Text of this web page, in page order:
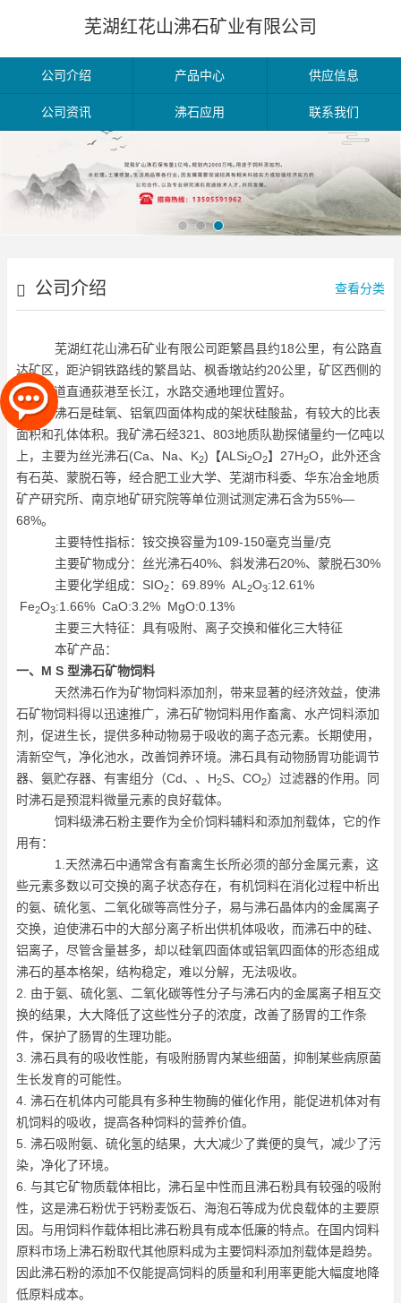
芜湖红花山沸石矿业有限公司
公司介绍 产品中心 供应信息
公司资讯 沸石应用 联系我们
公司介绍 查看分类
芜湖红花山沸石矿业有限公司距繁昌县约18公里，有公路直
达矿区，距沪铜铁路线的繁昌站、枫香墩站约20公里，矿区西侧的
赤沙河道直通荻港至长江，水路交通地理位置好。
沸石是硅氧、铝氧四面体构成的架状硅酸盐，有较大的比表
面积和孔体体积。我矿沸石经321、803地质队勘探储量约一亿吨以
上，主要为丝光沸石(Ca、Na、K2)【ALSi2O2】27H2O，此外还含
有石英、蒙脱石等，经合肥工业大学、芜湖市科委、华东冶金地质
矿产研究所、南京地矿研究院等单位测试测定沸石含为55%—
68%。
主要特性指标：铵交换容量为109-150毫克当量/克
主要矿物成分：丝光沸石40%、斜发沸石20%、蒙脱石30%
主要化学组成：SIO2：69.89% AL2O3:12.61%
Fe2O3:1.66% CaO:3.2% MgO:0.13%
主要三大特征：具有吸附、离子交换和催化三大特征
本矿产品：
一、M S 型沸石矿物饲料
天然沸石作为矿物饲料添加剂，带来显著的经济效益，使沸
石矿物饲料得以迅速推广，沸石矿物饲料用作畜禽、水产饲料添加
剂，促进生长，提供多种动物易于吸收的离子态元素。长期使用，
清新空气，净化池水，改善饲养环境。沸石具有动物肠胃功能调节
器、氨贮存器、有害组分（Cd、、H2S、CO2）过滤器的作用。同
时沸石是预混料微量元素的良好载体。
饲料级沸石粉主要作为全价饲料辅料和添加剂载体，它的作
用有：
1.天然沸石中通常含有畜禽生长所必须的部分金属元素，这
些元素多数以可交换的离子状态存在，有机饲料在消化过程中析出
的氨、硫化氢、二氧化碳等高性分子，易与沸石晶体内的金属离子
交换，迫使沸石中的大部分离子析出供机体吸收，而沸石中的硅、
铝离子，尽管含量甚多，却以硅氧四面体或铝氧四面体的形态组成
沸石的基本格架，结构稳定，难以分解，无法吸收。
2. 由于氨、硫化氢、二氧化碳等性分子与沸石内的金属离子相互交
换的结果，大大降低了这些性分子的浓度，改善了肠胃的工作条
件，保护了肠胃的生理功能。
3. 沸石具有的吸收性能，有吸附肠胃内某些细菌，抑制某些病原菌
生长发育的可能性。
4. 沸石在机体内可能具有多种生物酶的催化作用，能促进机体对有
机饲料的吸收，提高各种饲料的营养价值。
5. 沸石吸附氨、硫化氢的结果，大大减少了粪便的臭气，减少了污
染，净化了环境。
6. 与其它矿物质载体相比，沸石呈中性而且沸石粉具有较强的吸附
性，这是沸石粉优于钙粉麦饭石、海泡石等成为优良载体的主要原
因。与用饲料作载体相比沸石粉具有成本低廉的特点。在国内饲料
原料市场上沸石粉取代其他原料成为主要饲料添加剂载体是趋势。
因此沸石粉的添加不仅能提高饲料的质量和利用率更能大幅度地降
低原料成本。